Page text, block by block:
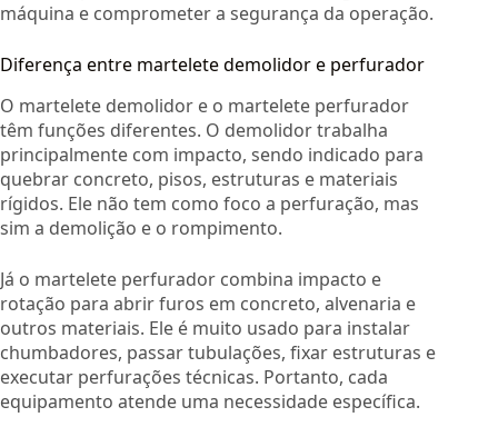
máquina e comprometer a segurança da operação.
Diferença entre martelete demolidor e perfurador
O martelete demolidor e o martelete perfurador
têm funções diferentes. O demolidor trabalha
principalmente com impacto, sendo indicado para
quebrar concreto, pisos, estruturas e materiais
rígidos. Ele não tem como foco a perfuração, mas
sim a demolição e o rompimento.
Já o martelete perfurador combina impacto e
rotação para abrir furos em concreto, alvenaria e
outros materiais. Ele é muito usado para instalar
chumbadores, passar tubulações, fixar estruturas e
executar perfurações técnicas. Portanto, cada
equipamento atende uma necessidade específica.